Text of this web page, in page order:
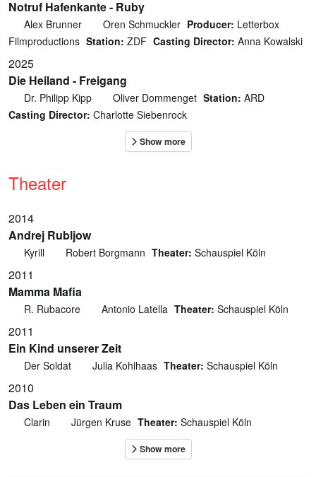
Notruf Hafenkante - Ruby
Alex Brunner Oren Schmuckler Producer: Letterbox
Filmproductions Station: ZDF Casting Director: Anna Kowalski
2025
Die Heiland - Freigang
Dr. Philipp Kipp Oliver Dommenget Station: ARD
Casting Director: Charlotte Siebenrock
Theater
2014
Andrej Rubljow
Kyrill Robert Borgmann Theater: Schauspiel Köln
2011
Mamma Mafia
R. Rubacore Antonio Latella Theater: Schauspiel Köln
2011
Ein Kind unserer Zeit
Der Soldat Julia Kohlhaas Theater: Schauspiel Köln
2010
Das Leben ein Traum
Clarin Jürgen Kruse Theater: Schauspiel Köln